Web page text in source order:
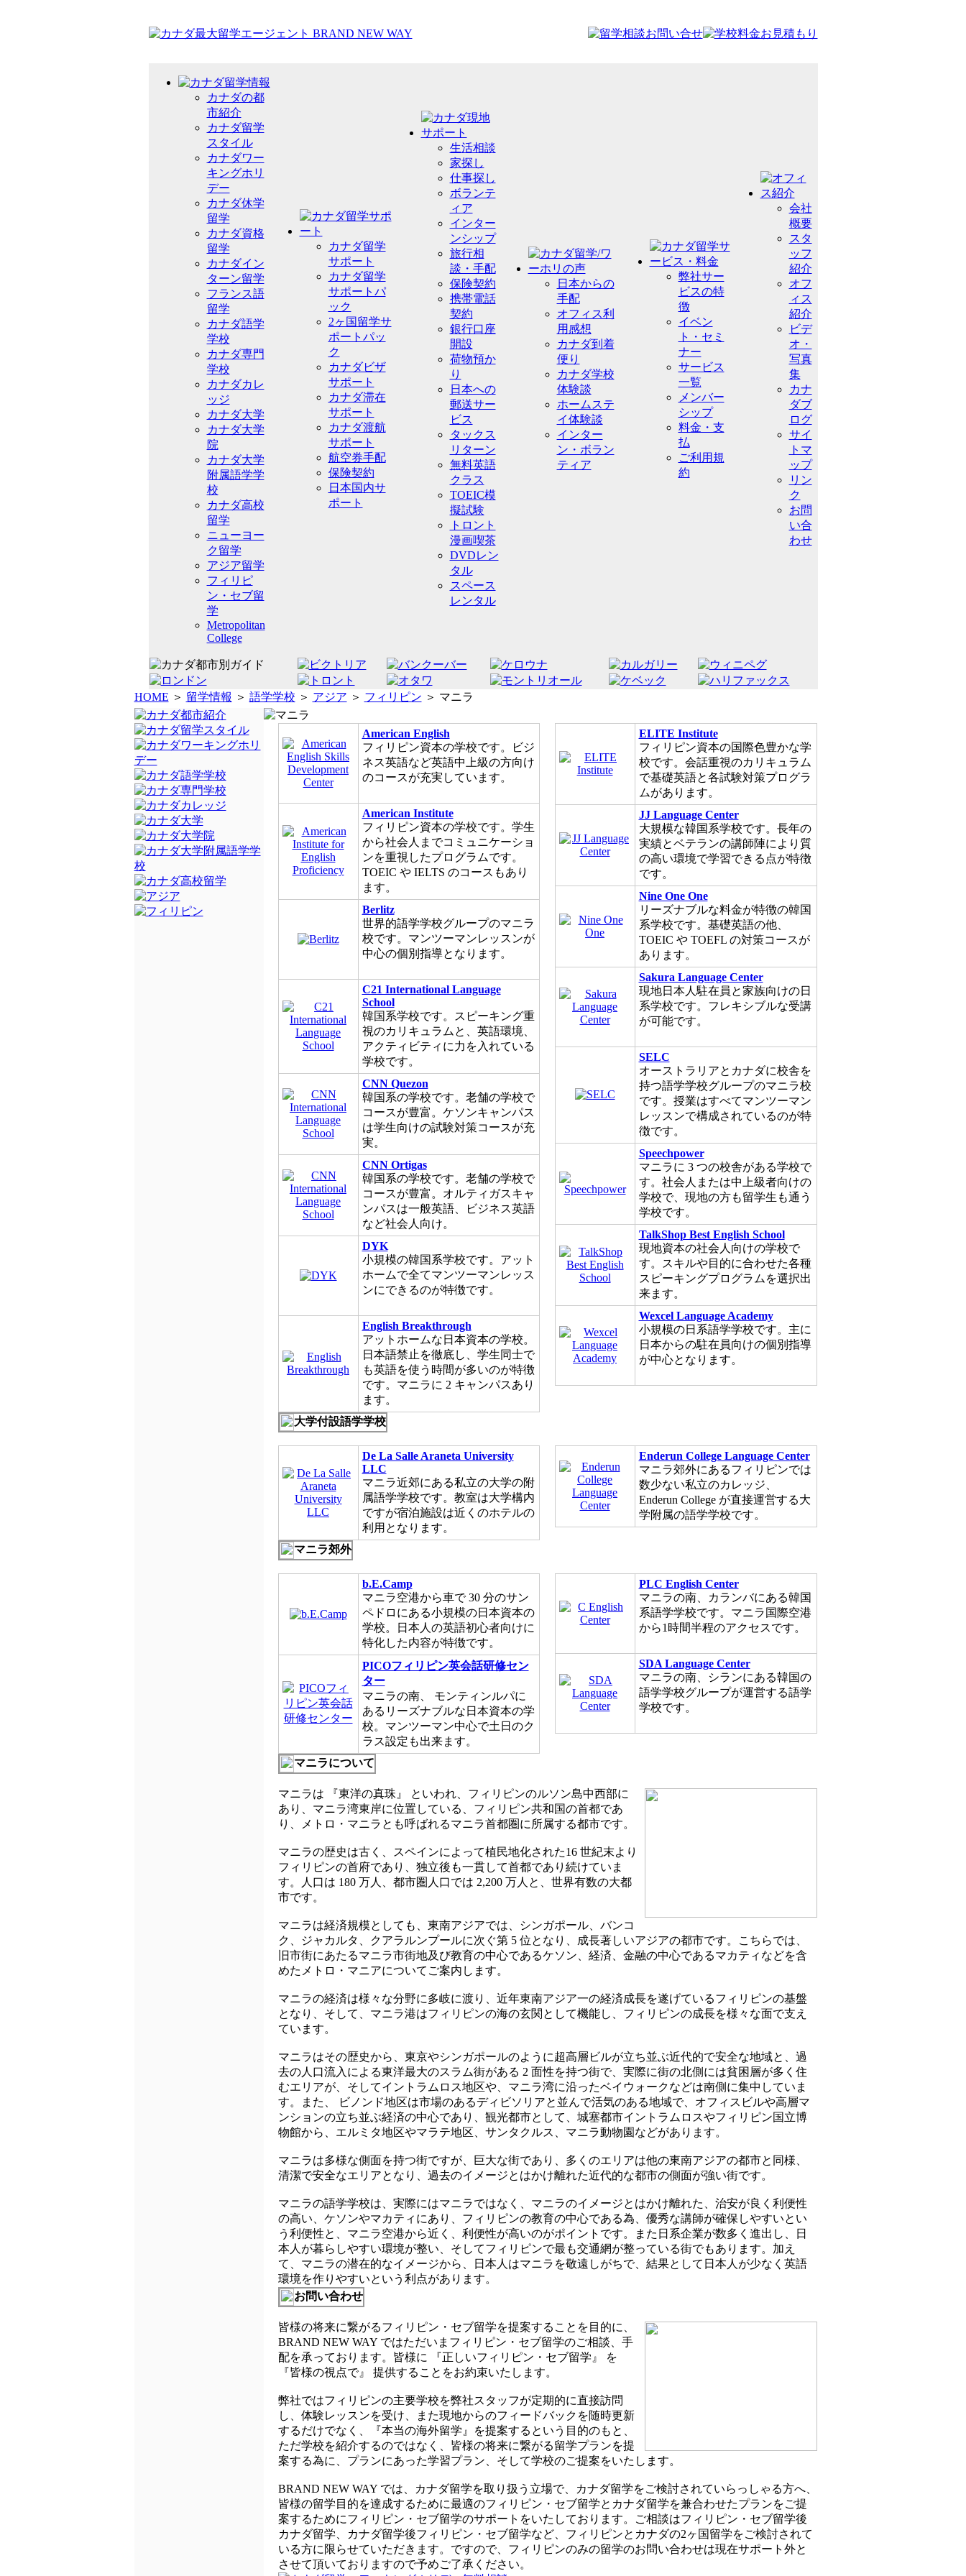
カナダの都
市紹介
カナダ留学
スタイル
カナダワー
キングホリ
デー
カナダ休学
留学
カナダ資格
留学
カナダイン
ターン留学
フランス語
留学
カナダ語学
学校
カナダ専門
学校
カナダカレ
ッジ
カナダ大学
カナダ大学
院
カナダ大学
附属語学学
校
カナダ高校
留学
ニューヨー
ク留学
アジア留学
フィリピ
ン・セブ留
学
Metropolitan
College
カナダ留学
サポート
カナダ留学
サポートパ
ック
2ヶ国留学サ
ポートパッ
ク
カナダビザ
サポート
カナダ滞在
サポート
カナダ渡航
サポート
航空券手配
保険契約
日本国内サ
ポート
生活相談
家探し
仕事探し
ボランテ
ィア
インター
ンシップ
旅行相
談・手配
保険契約
携帯電話
契約
銀行口座
開設
荷物預か
り
日本への
郵送サー
ビス
タックス
リターン
無料英語
クラス
TOEIC模
擬試験
トロント
漫画喫茶
DVDレン
タル
スペース
レンタル
日本からの
手配
オフィス利
用感想
カナダ到着
便り
カナダ学校
体験談
ホームステ
イ体験談
インター
ン・ボラン
ティア
弊社サー
ビスの特
徴
イベン
ト・セミ
ナー
サービス
一覧
メンバー
シップ
料金・支
払
ご利用規
約
会社
概要
スタ
ッフ
紹介
オフ
ィス
紹介
ビデ
オ・
写真
集
カナ
ダブ
ログ
サイ
トマ
ップ
リン
ク
お問
い合
わせ
HOME ＞ 留学情報 ＞ 語学学校 ＞ アジア ＞ フィリピン ＞ マニラ
American English
フィリピン資本の学校です。ビジ
ネス英語など英語中上級の方向け
のコースが充実しています。
American Institute
フィリピン資本の学校です。学生
から社会人までコミュニケーショ
ンを重視したプログラムです。
TOEIC や IELTS のコースもあり
ます。
Berlitz
世界的語学学校グループのマニラ
校です。マンツーマンレッスンが
中心の個別指導となります。
C21 International Language
School
韓国系学校です。スピーキング重
視のカリキュラムと、英語環境、
アクティビティに力を入れている
学校です。
CNN Quezon
韓国系の学校です。老舗の学校で
コースが豊富。ケソンキャンパス
は学生向けの試験対策コースが充
実。
CNN Ortigas
韓国系の学校です。老舗の学校で
コースが豊富。オルティガスキャ
ンパスは一般英語、ビジネス英語
など社会人向け。
DYK
小規模の韓国系学校です。アット
ホームで全てマンツーマンレッス
ンにできるのが特徴です。
English Breakthrough
アットホームな日本資本の学校。
日本語禁止を徹底し、学生同士で
も英語を使う時間が多いのが特徴
です。マニラに 2 キャンパスあり
ます。
ELITE Institute
フィリピン資本の国際色豊かな学
校です。会話重視のカリキュラム
で基礎英語と各試験対策プログラ
ムがあります。
JJ Language Center
大規模な韓国系学校です。長年の
実績とベテランの講師陣により質
の高い環境で学習できる点が特徴
です。
Nine One One
リーズナブルな料金が特徴の韓国
系学校です。基礎英語の他、
TOEIC や TOEFL の対策コースが
あります。
Sakura Language Center
現地日本人駐在員と家族向けの日
系学校です。フレキシブルな受講
が可能です。
SELC
オーストラリアとカナダに校舎を
持つ語学学校グループのマニラ校
です。授業はすべてマンツーマン
レッスンで構成されているのが特
徴です。
Speechpower
マニラに 3 つの校舎がある学校で
す。社会人または中上級者向けの
学校で、現地の方も留学生も通う
学校です。
TalkShop Best English School
現地資本の社会人向けの学校で
す。スキルや目的に合わせた各種
スピーキングプログラムを選択出
来ます。
Wexcel Language Academy
小規模の日系語学学校です。主に
日本からの駐在員向けの個別指導
が中心となります。
大学付設語学学校
De La Salle Araneta University
LLC
マニラ近郊にある私立の大学の附
属語学学校です。教室は大学構内
ですが宿泊施設は近くのホテルの
利用となります。
Enderun College Language Center
マニラ郊外にあるフィリピンでは
数少ない私立のカレッジ、
Enderun College が直接運営する大
学附属の語学学校です。
マニラ郊外
b.E.Camp
マニラ空港から車で 30 分のサン
ペドロにある小規模の日本資本の
学校。日本人の英語初心者向けに
特化した内容が特徴です。
PICOフィリピン英会話研修セン
ター
マニラの南、 モンティンルパに
あるリーズナブルな日本資本の学
校。マンツーマン中心で土日のク
ラス設定も出来ます。
PLC English Center
マニラの南、カランバにある韓国
系語学学校です。マニラ国際空港
から1時間半程のアクセスです。
SDA Language Center
マニラの南、シランにある韓国の
語学学校グループが運営する語学
学校です。
マニラについて
マニラは 『東洋の真珠』 といわれ、フィリピンのルソン島中西部に
あり、マニラ湾東岸に位置している、フィリピン共和国の首都であ
り、メトロ・マニラとも呼ばれるマニラ首都圏に所属する都市です。
マニラの歴史は古く、スペインによって植民地化された16 世紀末より
フィリピンの首府であり、独立後も一貫して首都であり続けていま
す。人口は 180 万人、都市圏人口では 2,200 万人と、世界有数の大都
市です。
マニラは経済規模としても、東南アジアでは、シンガポール、バンコ
ク、ジャカルタ、クアラルンプールに次ぐ第 5 位となり、成長著しいアジアの都市です。こちらでは、
旧市街にあたるマニラ市街地及び教育の中心であるケソン、経済、金融の中心であるマカティなどを含
めたメトロ・マニアについてご案内します。
マニラの経済は様々な分野に多岐に渡り、近年東南アジア一の経済成長を遂げているフィリピンの基盤
となり、そして、マニラ港はフィリピンの海の玄関として機能し、フィリピンの成長を様々な面で支え
ています。
マニラはその歴史から、東京やシンガポールのように超高層ビルが立ち並ぶ近代的で安全な地域と、過
去の人口流入による東洋最大のスラム街がある 2 面性を持つ街で、実際に街の北側には貧困層が多く住
むエリアが、そしてイントラムロス地区や、マニラ湾に沿ったベイウォークなどは南側に集中していま
す。また、 ビノンド地区は市場のあるディビソリアと並んで活気のある地域で、オフィスビルや高層マ
ンションの立ち並ぶ経済の中心であり、観光都市として、城塞都市イントラムロスやフィリピン国立博
物館から、エルミタ地区やマラテ地区、サンタクルス、マニラ動物園などがあります。
マニラは多様な側面を持つ街ですが、巨大な街であり、多くのエリアは他の東南アジアの都市と同様、
清潔で安全なエリアとなり、過去のイメージとはかけ離れた近代的な都市の側面が強い街です。
マニラの語学学校は、実際にはマニラではなく、マニラのイメージとはかけ離れた、治安が良く利便性
の高い、ケソンやマカティにあり、フィリピンの教育の中心である為、優秀な講師が確保しやすいとい
う利便性と、マニラ空港から近く、利便性が高いのがポイントです。また日系企業が数多く進出し、日
本人が暮らしやすい環境が整い、そしてフィリピンで最も交通網が整っている街でもあります。加え
て、マニラの潜在的なイメージから、日本人はマニラを敬遠しがちで、結果として日本人が少なく英語
環境を作りやすいという利点があります。
お問い合わせ
皆様の将来に繋がるフィリピン・セブ留学を提案することを目的に、
BRAND NEW WAY ではただいまフィリピン・セブ留学のご相談、手
配を承っております。皆様に 『正しいフィリピン・セブ留学』 を
『皆様の視点で』 提供することをお約束いたします。
弊社ではフィリピンの主要学校を弊社スタッフが定期的に直接訪問
し、体験レッスンを受け、また現地からのフィードバックを随時更新
するだけでなく、『本当の海外留学』を提案するという目的のもと、
ただ学校を紹介するのではなく、皆様の将来に繋がる留学プランを提
案する為に、プランにあった学習プラン、そして学校のご提案をいたします。
BRAND NEW WAY では、カナダ留学を取り扱う立場で、カナダ留学をご検討されていらっしゃる方へ、
皆様の留学目的を達成するために最適のフィリピン・セブ留学とカナダ留学を兼合わせたプランをご提
案するためにフィリピン・セブ留学のサポートをいたしております。ご相談はフィリピン・セブ留学後
カナダ留学、カナダ留学後フィリピン・セブ留学など、フィリピンとカナダの2ヶ国留学をご検討されて
いる方に限らせていただきます。ですので、フィリピンのみの留学のお問い合わせは現在サポート外と
させて頂いておりますので予めご了承ください。